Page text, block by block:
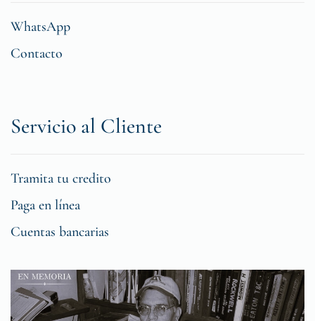
WhatsApp
Contacto
Servicio al Cliente
Tramita tu credito
Paga en línea
Cuentas bancarias